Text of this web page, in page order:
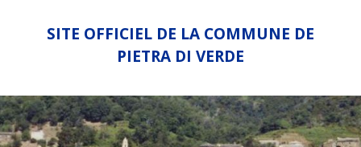
SITE OFFICIEL DE LA COMMUNE DE
PIETRA DI VERDE